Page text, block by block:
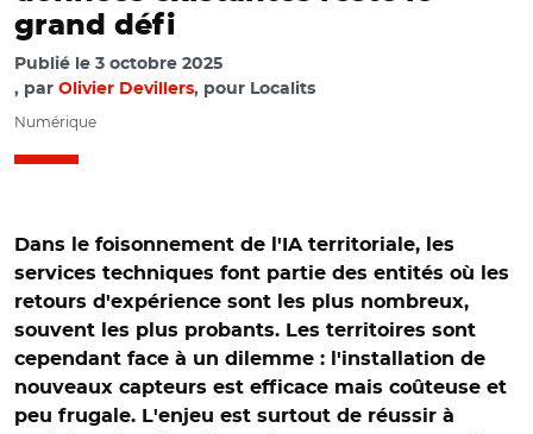
grand défi
Publié le 3 octobre 2025
par Olivier Devillers, pour Localits
Numérique
Dans le foisonnement de l'IA territoriale, les
services techniques font partie des entités où les
retours d'expérience sont les plus nombreux,
souvent les plus probants. Les territoires sont
cependant face à un dilemme : l'installation de
nouveaux capteurs est efficace mais coûteuse et
peu frugale. L'enjeu est surtout de réussir à